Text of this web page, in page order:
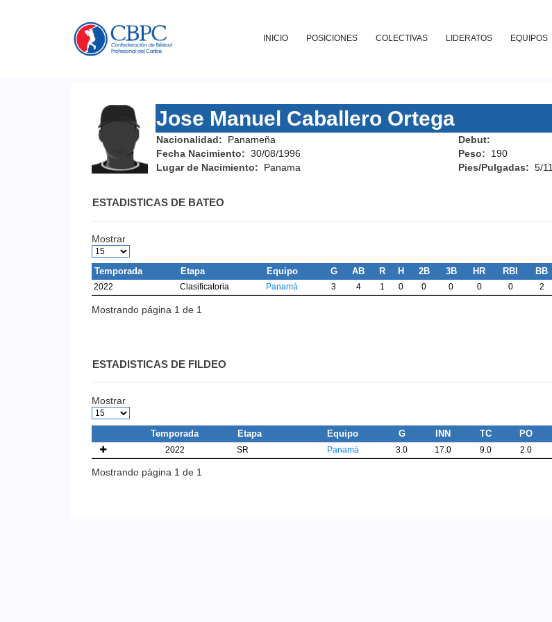
INICIO POSICIONES COLECTIVAS LIDERATOS EQUIPOS
Jose Manuel Caballero Ortega
Nacionalidad: Panameña Debut:
Fecha Nacimiento: 30/08/1996 Peso: 190
Lugar de Nacimiento:
Panama Pies/Pulgadas: 5/11
ESTADISTICAS DE BATEO
Mostrar
Temporada Etapa Equipo G AB R H 2B 3B HR RBI BB
2022 Clasificatoria Panamá 3 4 1 0 0 0 0 0 2
Mostrando página 1 de 1
ESTADISTICAS DE FILDEO
Mostrar
Temporada Etapa Equipo G INN TC PO
2022 SR Panamá 3.0 17.0 9.0 2.0
Mostrando página 1 de 1